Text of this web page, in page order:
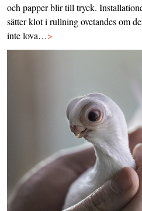
och papper blir till tryck.
sätter klot i rullning ovetandes om
inte lova…>